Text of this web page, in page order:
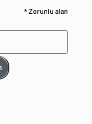
* Zorunlu alan